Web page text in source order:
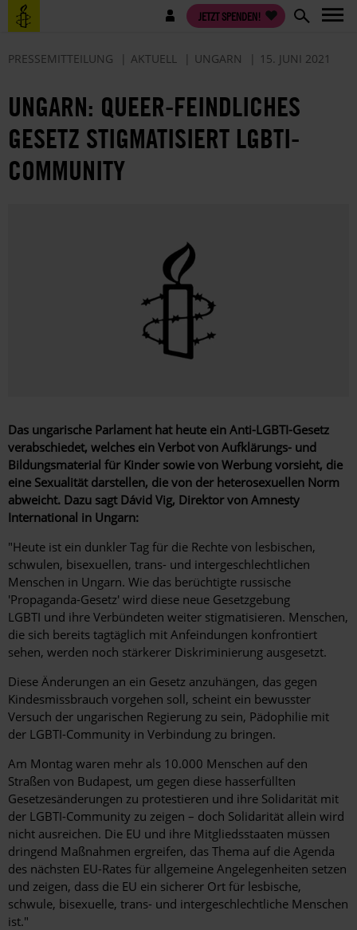
Direkt
zum
Benutzermenü JETZT SPENDEN!
PRESSEMITTEILUNG AKTUELL UNGARN 15. JUNI 2021
UNGARN: QUEER-FEINDLICHES
GESETZ STIGMATISIERT LGBTI-
COMMUNITY
Das ungarische Parlament hat heute ein Anti-LGBTI-Gesetz
verabschiedet, welches ein Verbot von Aufklärungs- und
Bildungsmaterial für Kinder sowie von Werbung vorsieht, die
eine Sexualität darstellen, die von der heterosexuellen Norm
abweicht. Dazu sagt Dávid Vig, Direktor von Amnesty
International in Ungarn:
"Heute ist ein dunkler Tag für die Rechte von lesbischen,
schwulen, bisexuellen, trans- und intergeschlechtlichen
Menschen in Ungarn. Wie das berüchtigte russische
'Propaganda-Gesetz' wird diese neue Gesetzgebung
LGBTI und ihre Verbündeten weiter stigmatisieren. Menschen,
die sich bereits tagtäglich mit Anfeindungen konfrontiert
sehen, werden noch stärkerer Diskriminierung ausgesetzt.
Diese Änderungen an ein Gesetz anzuhängen, das gegen
Kindesmissbrauch vorgehen soll, scheint ein bewusster
Versuch der ungarischen Regierung zu sein, Pädophilie mit
der LGBTI-Community in Verbindung zu bringen.
Am Montag waren mehr als 10.000 Menschen auf den
Straßen von Budapest, um gegen diese hasserfüllten
Gesetzesänderungen zu protestieren und ihre Solidarität mit
der LGBTI-Community zu zeigen – doch Solidarität allein wird
nicht ausreichen. Die EU und ihre Mitgliedsstaaten müssen
dringend Maßnahmen ergreifen, das Thema auf die Agenda
des nächsten EU-Rates für allgemeine Angelegenheiten setzen
und zeigen, dass die EU ein sicherer Ort für lesbische,
schwule, bisexuelle, trans- und intergeschlechtliche Menschen
ist."